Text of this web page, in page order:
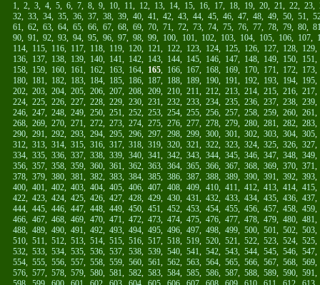
1, 2, 3, 4, 5, 6, 7, 8, 9, 10, 11, 12, 13, 14, 15, 16, 17, 18, 19, 20, 21, 22, 23,
32, 33, 34, 35, 36, 37, 38, 39, 40, 41, 42, 43, 44, 45, 46, 47, 48, 49, 50, 51,
61, 62, 63, 64, 65, 66, 67, 68, 69, 70, 71, 72, 73, 74, 75, 76, 77, 78, 79, 80,
90, 91, 92, 93, 94, 95, 96, 97, 98, 99, 100, 101, 102, 103, 104, 105, 106, 107,
114, 115, 116, 117, 118, 119, 120, 121, 122, 123, 124, 125, 126, 127, 128, 129
136, 137, 138, 139, 140, 141, 142, 143, 144, 145, 146, 147, 148, 149, 150, 151
158, 159, 160, 161, 162, 163, 164, 165, 166, 167, 168, 169, 170, 171, 172, 173
180, 181, 182, 183, 184, 185, 186, 187, 188, 189, 190, 191, 192, 193, 194, 195
202, 203, 204, 205, 206, 207, 208, 209, 210, 211, 212, 213, 214, 215, 216, 217
224, 225, 226, 227, 228, 229, 230, 231, 232, 233, 234, 235, 236, 237, 238, 239
246, 247, 248, 249, 250, 251, 252, 253, 254, 255, 256, 257, 258, 259, 260, 261
268, 269, 270, 271, 272, 273, 274, 275, 276, 277, 278, 279, 280, 281, 282, 283
290, 291, 292, 293, 294, 295, 296, 297, 298, 299, 300, 301, 302, 303, 304, 305
312, 313, 314, 315, 316, 317, 318, 319, 320, 321, 322, 323, 324, 325, 326, 327
334, 335, 336, 337, 338, 339, 340, 341, 342, 343, 344, 345, 346, 347, 348, 349
356, 357, 358, 359, 360, 361, 362, 363, 364, 365, 366, 367, 368, 369, 370, 371
378, 379, 380, 381, 382, 383, 384, 385, 386, 387, 388, 389, 390, 391, 392, 393
400, 401, 402, 403, 404, 405, 406, 407, 408, 409, 410, 411, 412, 413, 414, 415
422, 423, 424, 425, 426, 427, 428, 429, 430, 431, 432, 433, 434, 435, 436, 437
444, 445, 446, 447, 448, 449, 450, 451, 452, 453, 454, 455, 456, 457, 458, 459
466, 467, 468, 469, 470, 471, 472, 473, 474, 475, 476, 477, 478, 479, 480, 481
488, 489, 490, 491, 492, 493, 494, 495, 496, 497, 498, 499, 500, 501, 502, 503
510, 511, 512, 513, 514, 515, 516, 517, 518, 519, 520, 521, 522, 523, 524, 525
532, 533, 534, 535, 536, 537, 538, 539, 540, 541, 542, 543, 544, 545, 546, 547
554, 555, 556, 557, 558, 559, 560, 561, 562, 563, 564, 565, 566, 567, 568, 569
576, 577, 578, 579, 580, 581, 582, 583, 584, 585, 586, 587, 588, 589, 590, 591